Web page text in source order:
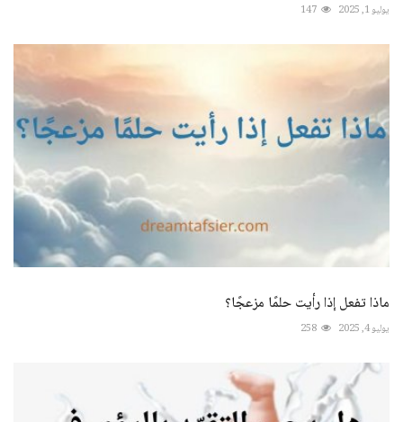
يوليو 1, 2025 147
ماذا تفعل إذا رأيت حلمًا مزعجًا؟
يوليو 4, 2025 258